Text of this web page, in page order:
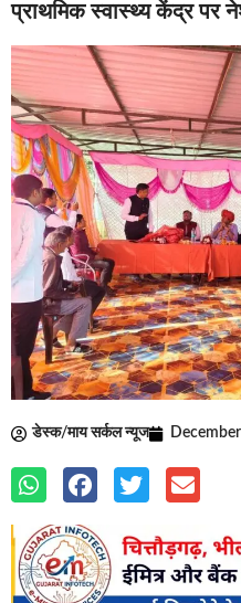
प्राथमिक स्वास्थ्य केंद्र पर
डेस्क/माय सर्कल न्यूज